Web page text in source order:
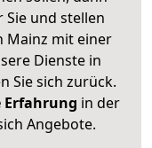
und stellen
Mainz mit einer
Dienste in
Sie sich zurück.
Erfahrung in der
Angebote.